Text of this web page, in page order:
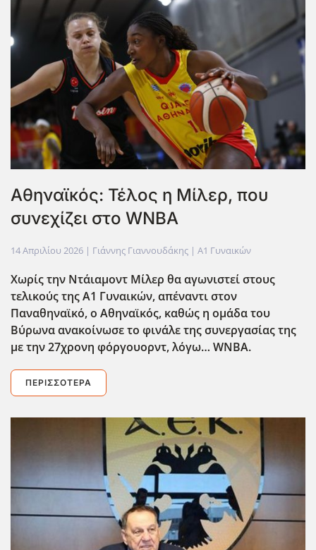
Αθηναϊκός: Τέλος η Μίλερ, που
συνεχίζει στο WNBA
14 Απριλίου 2026 | Γιάννης Γιαννουδάκης | Α1 Γυναικών
Χωρίς την Ντάιαμοντ Μίλερ θα αγωνιστεί στους
τελικούς της Α1 Γυναικών, απέναντι στον
Παναθηναϊκό, ο Αθηναϊκός, καθώς η ομάδα του
Βύρωνα ανακοίνωσε το φινάλε της συνεργασίας της
με την 27χρονη φόργουορντ, λόγω… WNBA.
ΠΕΡΙΣΣΌΤΕΡΑ